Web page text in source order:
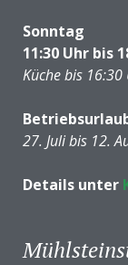
Sonntag
11:30 Uhr bis
Küche bis 16:30
27. Juli bis 12.
Details unter